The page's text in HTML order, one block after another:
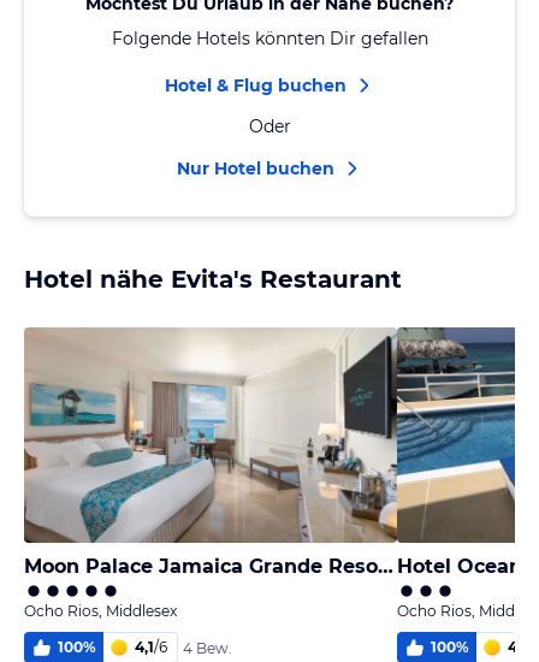
Folgende Hotels könnten Dir gefallen
Hotel & Flug buchen
Oder
Nur Hotel buchen
Hotel nähe Evita's Restaurant
Moon Palace Jamaica Grande Resort & Spa
Ocho Rios, Middlesex
100% 4,1/6 4 Bew.
Hotel Ocean
Ocho Rios,
100% 4,0